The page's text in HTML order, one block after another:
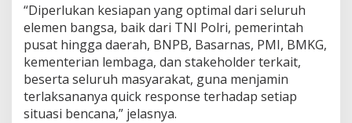
“Diperlukan kesiapan yang optimal dari seluruh
elemen bangsa, baik dari TNI Polri, pemerintah
pusat hingga daerah, BNPB, Basarnas, PMI, BMKG,
kementerian lembaga, dan stakeholder terkait,
beserta seluruh masyarakat, guna menjamin
terlaksananya quick response terhadap setiap
situasi bencana,” jelasnya.